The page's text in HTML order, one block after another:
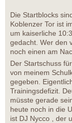
Die Startblocks
Koblenzer Tor ist
um kaiserliche
gedacht. Wer den
noch einen am
Der Startschuss
von meinem
gegeben.
Trainingsdefizit.
müsste gerade
heute noch in die
ist DJ Nycco , der